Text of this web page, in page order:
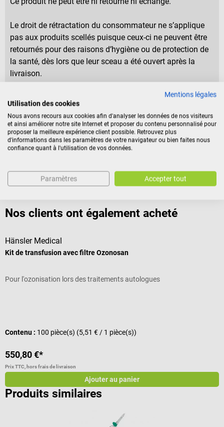
Le droit de rétractation du consommateur ne s’applique
pas aux produits scellés puisque ceux-ci ne peuvent être
retournés pour des raisons d’hygiène ou de protection de
la santé, dès lors que leur sceau a été ouvert après la
livraison.
Identification du produit
Documents
Avis
Nos clients ont également acheté
Hänsler Medical
Kit de transfusion avec filtre Ozonosan
Pour l'ozonisation lors des traitements autologues
Contenu : 100 pièce(s) (5,51 € / 1 pièce(s))
550,80 €*
Prix TTC, hors frais de livraison
Ajouter au panier
Produits similaires
Mentions légales
Utilisation des cookies
Nous avons recours aux cookies afin d'analyser les données de nos visiteurs
et ainsi améliorer notre site Internet et proposer du contenu personnalisé pour
proposer la meilleure expérience client possible. Retrouvez plus
d'informations dans les paramètres de votre navigateur ou bien faites nous
confiance quant à l'utilisation de vos données.
Paramètres Accepter tout